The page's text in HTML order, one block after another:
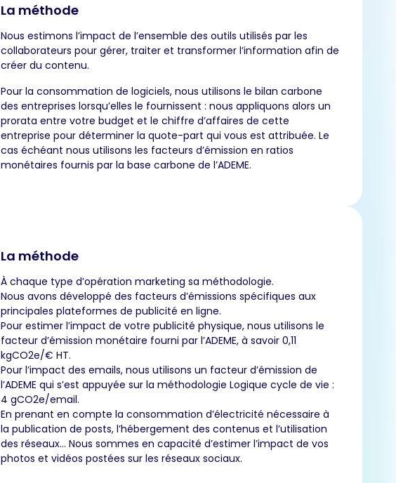
La méthode
Nous estimons l’impact de l’ensemble des outils utilisés par les
collaborateurs pour gérer, traiter et transformer l’information afin de
créer du contenu.
Pour la consommation de logiciels, nous utilisons le bilan carbone
des entreprises lorsqu’elles le fournissent : nous appliquons alors un
prorata entre votre budget et le chiffre d’affaires de cette
entreprise pour déterminer la quote-part qui vous est attribuée. Le
cas échéant nous utilisons les facteurs d’émission en ratios
monétaires fournis par la base carbone de l’ADEME.
La méthode
À chaque type d’opération marketing sa méthodologie.
Nous avons développé des facteurs d’émissions spécifiques aux
principales plateformes de publicité en ligne.
Pour estimer l’impact de votre publicité physique, nous utilisons le
facteur d’émission monétaire fourni par l’ADEME, à savoir 0,11
kgCO2e/€ HT.
Pour l’impact des emails, nous utilisons un facteur d’émission de
l’ADEME qui s’est appuyée sur la méthodologie Logique cycle de vie :
4 gCO2e/email.
En prenant en compte la consommation d’électricité nécessaire à
la publication de posts, l’hébergement des contenus et l’utilisation
des réseaux… Nous sommes en capacité d’estimer l’impact de vos
photos et vidéos postées sur les réseaux sociaux.